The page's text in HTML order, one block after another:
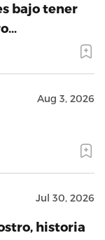
bajo tener
Aug 3, 2026
Jul 30, 2026
historia